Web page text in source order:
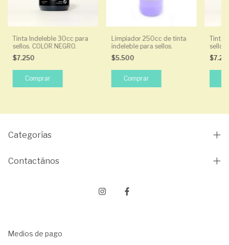
Tinta Indeleble 30cc para
sellos. COLOR NEGRO.
$7.250
Limpiador 250cc de tinta
indeleble para sellos.
$5.500
Tinta
sellos.
Categorías
Contactános
Medios de pago